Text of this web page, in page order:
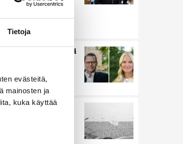
Tietoja
evästeitä,
mainosten ja
kuka käyttää
maksaa siitä
11:56
Daniel on pelkkä
Hitlerin